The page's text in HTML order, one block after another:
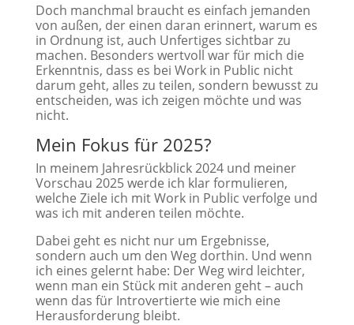
Doch manchmal braucht es einfach jemanden
von außen, der einen daran erinnert, warum es
in Ordnung ist, auch Unfertiges sichtbar zu
machen. Besonders wertvoll war für mich die
Erkenntnis, dass es bei Work in Public nicht
darum geht, alles zu teilen, sondern bewusst zu
entscheiden, was ich zeigen möchte und was
nicht.
Mein Fokus für 2025?
In meinem Jahresrückblick 2024 und meiner
Vorschau 2025 werde ich klar formulieren,
welche Ziele ich mit Work in Public verfolge und
was ich mit anderen teilen möchte.
Dabei geht es nicht nur um Ergebnisse,
sondern auch um den Weg dorthin. Und wenn
ich eines gelernt habe: Der Weg wird leichter,
wenn man ein Stück mit anderen geht – auch
wenn das für Introvertierte wie mich eine
Herausforderung bleibt.